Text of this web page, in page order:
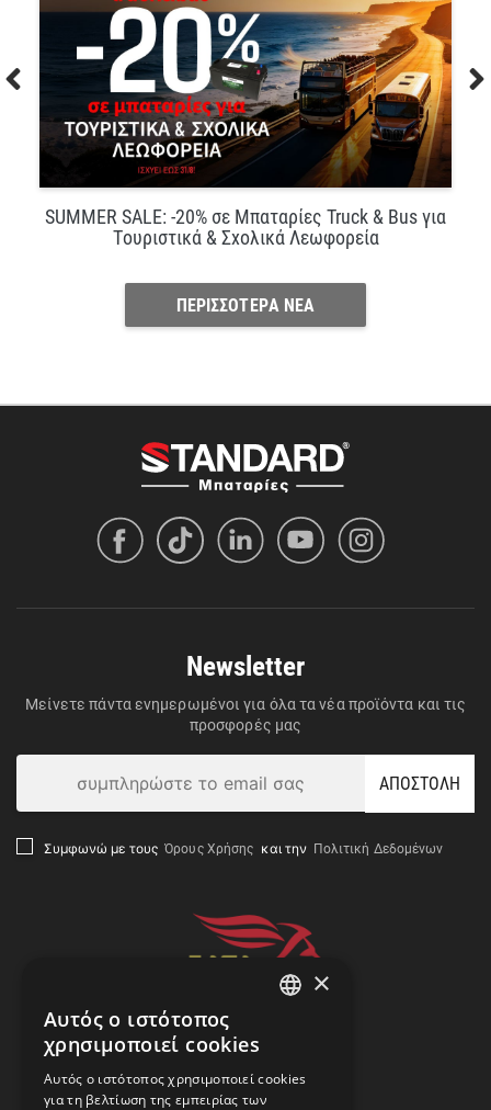
SUMMER SALE: -20% σε Μπαταρίες Truck & Bus για
Τουριστικά & Σχολικά Λεωφορεία
ΠΕΡΙΣΣΟΤΕΡΑ ΝΕΑ
Newsletter
Μείνετε πάντα ενημερωμένοι για όλα τα νέα προϊόντα και τις
προσφορές μας
ΑΠΟΣΤΟΛΗ
Συμφωνώ με τους Όρους Χρήσης και την Πολιτική Δεδομένων
×
Αυτός ο ιστότοπος
χρησιμοποιεί cookies
Αυτός ο ιστότοπος χρησιμοποιεί cookies
για τη βελτίωση της εμπειρίας των